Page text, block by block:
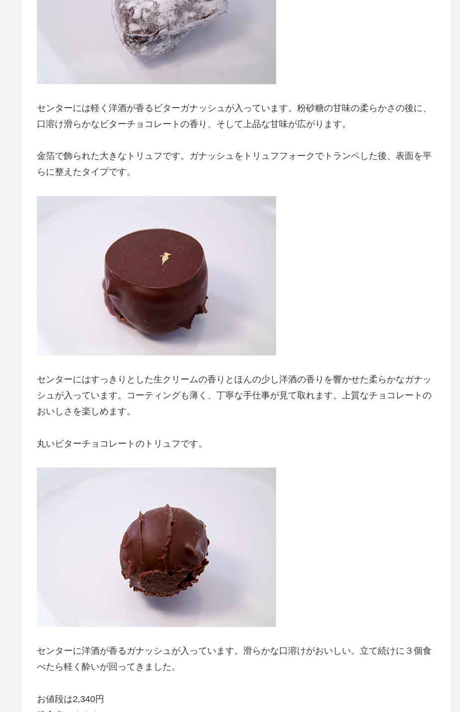
センターには軽く洋酒が香るビターガナッシュが入っています。粉砂糖の甘味の柔らかさの後に、
口溶け滑らかなビターチョコレートの香り、そして上品な甘味が広がります。
金箔で飾られた大きなトリュフです。ガナッシュをトリュフフォークでトランペした後、表面を平
らに整えたタイプです。
センターにはすっきりとした生クリームの香りとほんの少し洋酒の香りを響かせた柔らかなガナッ
シュが入っています。コーティングも薄く、丁寧な手仕事が見て取れます。上質なチョコレートの
おいしさを楽しめます。
丸いビターチョコレートのトリュフです。
センターに洋酒が香るガナッシュが入っています。滑らかな口溶けがおいしい。立て続けに３個食
べたら軽く酔いが回ってきました。
お値段は2,340円